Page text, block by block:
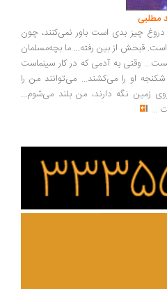
بدی است باور نمی‌کنند، چون
از بین رفته... ما بچه‌مسلمان
به آدمی که در کار سینماست
را می‌کشند... می‌توانند من را
نگه دارند، من بلند می‌شوم...